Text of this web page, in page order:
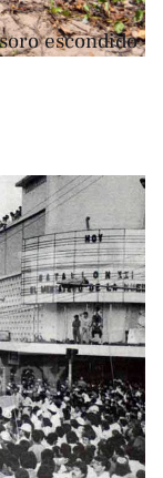
escondido